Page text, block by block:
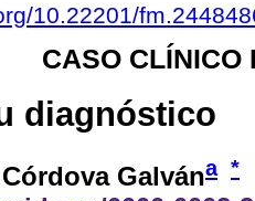
10.22201/
CASO CLÍNICO
diagnóstico
Galvána *